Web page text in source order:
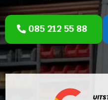
085 212 55 88